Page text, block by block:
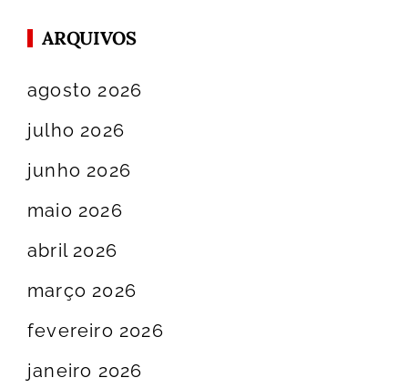
ARQUIVOS
agosto 2026
julho 2026
junho 2026
maio 2026
abril 2026
março 2026
fevereiro 2026
janeiro 2026